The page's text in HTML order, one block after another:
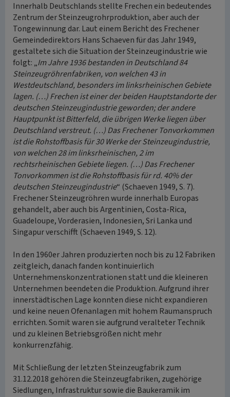
Innerhalb Deutschlands stellte Frechen ein bedeutendes
Zentrum der Steinzeugrohrproduktion, aber auch der
Tongewinnung dar. Laut einem Bericht des Frechener
Gemeindedirektors Hans Schaeven für das Jahr 1949,
gestaltete sich die Situation der Steinzeugindustrie wie
folgt: „Im Jahre 1936 bestanden in Deutschland 84
Steinzeugröhrenfabriken, von welchen 43 in
Westdeutschland, besonders im linksrheinischen Gebiete
lagen. (…) Frechen ist einer der beiden Hauptstandorte der
deutschen Steinzeugindustrie geworden; der andere
Hauptpunkt ist Bitterfeld, die übrigen Werke liegen über
Deutschland verstreut. (…) Das Frechener Tonvorkommen
ist die Rohstoffbasis für 30 Werke der Steinzeugindustrie,
von welchen 28 im linksrheinischen, 2 im
rechtsrheinischen Gebiete liegen. (…) Das Frechener
Tonvorkommen ist die Rohstoffbasis für rd. 40% der
deutschen Steinzeugindustrie“ (Schaeven 1949, S. 7).
Frechener Steinzeugröhren wurde innerhalb Europas
gehandelt, aber auch bis Argentinien, Costa-Rica,
Guadeloupe, Vorderasien, Indonesien, Sri Lanka und
Singapur verschifft (Schaeven 1949, S. 12).
In den 1960er Jahren produzierten noch bis zu 12 Fabriken
zeitgleich, danach fanden kontinuierlich
Unternehmenskonzentrationen statt und die kleineren
Unternehmen beendeten die Produktion. Aufgrund ihrer
innerstädtischen Lage konnten diese nicht expandieren
und keine neuen Ofenanlagen mit hohem Raumanspruch
errichten. Somit waren sie aufgrund veralteter Technik
und zu kleinen Betriebsgrößen nicht mehr
konkurrenzfähig.
Mit Schließung der letzten Steinzeugfabrik zum
31.12.2018 gehören die Steinzeugfabriken, zugehörige
Siedlungen, Infrastruktur sowie die Baukeramik im